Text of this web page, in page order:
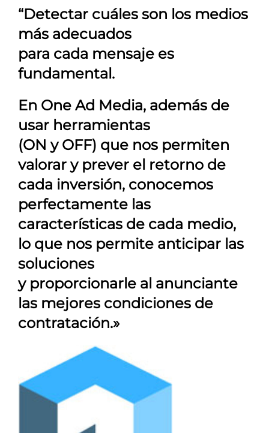
“Detectar cuáles son los medios
más adecuados
para cada mensaje es
fundamental.
En One Ad Media, además de
usar herramientas
(ON y OFF) que nos permiten
valorar y prever el retorno de
cada inversión, conocemos
perfectamente las
características de cada medio,
lo que nos permite anticipar las
soluciones
y proporcionarle al anunciante
las mejores condiciones de
contratación.»